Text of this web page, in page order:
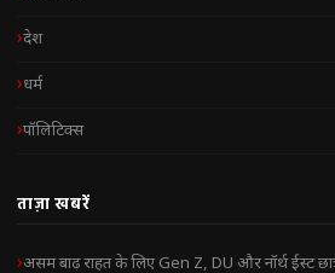
देश
धर्म
पॉलिटिक्स
ताज़ा खबरें
असम बाढ़ राहत के लिए Gen Z, DU और नॉर्थ ईस्ट